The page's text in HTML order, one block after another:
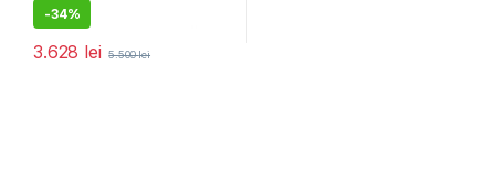
-34%
3.628 lei 5.500lei